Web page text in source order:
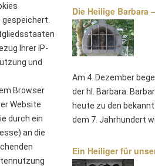
Ihrer IP-
und
Browser
Website
durch ein
an die
Die Heilige Barbara
Am 4. Dezember
der hl. Barbara.
heute zu den
dem 7. Jahrhundert
Ein Heiliger für